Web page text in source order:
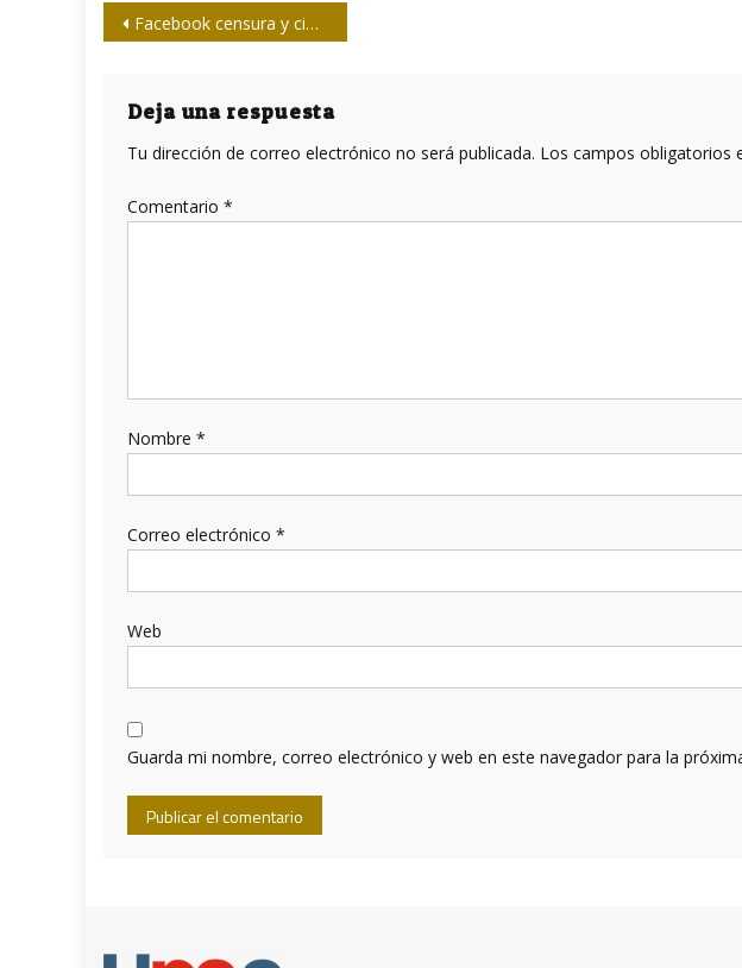
Navegación
entradas
Facebook censura y cierra página del sitio Razones de Cuba
Deja una respuesta
Tu dirección de correo electrónico no será publicada. Los campos obligatorios
Comentario *
Nombre *
Correo electrónico *
Web
Guarda mi nombre, correo electrónico y web en este navegador para la